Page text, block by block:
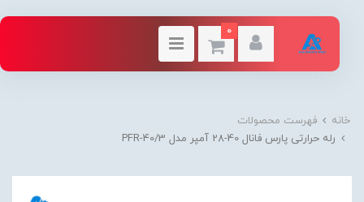
0
خانه
فهرست محصولات
رله حرارتی پارس فانال 40-28 آمپر مدل PFR-40/3